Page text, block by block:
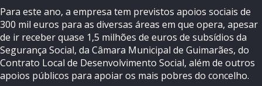
Para este ano, a empresa tem previstos apoios sociais de
300 mil euros para as diversas áreas em que opera, apesar
de ir receber quase 1,5 milhões de euros de subsídios da
Segurança Social, da Câmara Municipal de Guimarães, do
Contrato Local de Desenvolvimento Social, além de outros
apoios públicos para apoiar os mais pobres do concelho.